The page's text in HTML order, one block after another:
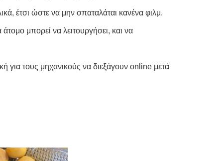
έτσι ώστε να μην σπαταλάται κανένα φιλμ.
μπορεί να λειτουργήσει, και να
για τους μηχανικούς να διεξάγουν online μετά